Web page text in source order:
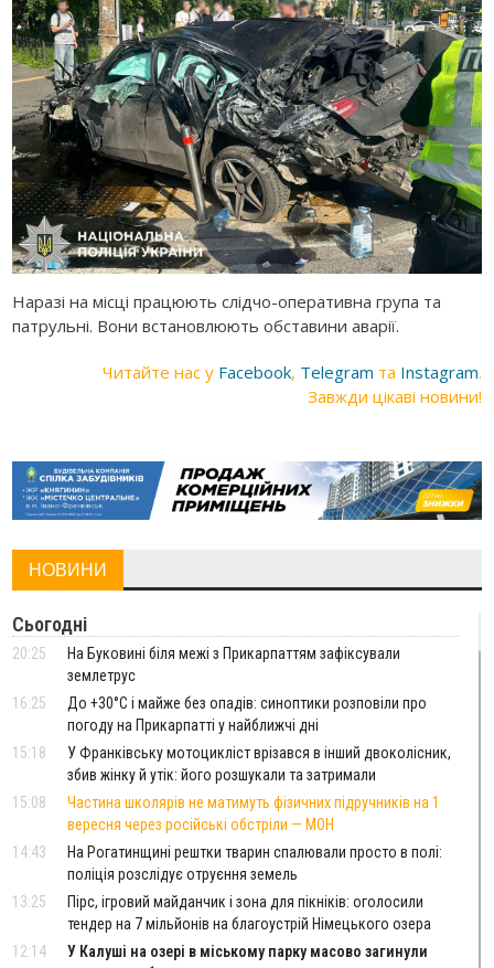
Наразі на місці працюють слідчо-оперативна група та
патрульні. Вони встановлюють обставини аварії.
Читайте нас у Facebook, Telegram та Instagram.
Завжди цікаві новини!
НОВИНИ
Сьогодні
20:25
На Буковині біля межі з Прикарпаттям зафіксували
землетрус
16:25
До +30°C і майже без опадів: синоптики розповіли про
погоду на Прикарпатті у найближчі дні
15:18
У Франківську мотоцикліст врізався в інший двоколісник,
збив жінку й утік: його розшукали та затримали
15:08
Частина школярів не матимуть фізичних підручників на 1
вересня через російські обстріли — МОН
14:43
На Рогатинщині рештки тварин спалювали просто в полі:
поліція розслідує отруєння земель
13:25
Пірс, ігровий майданчик і зона для пікніків: оголосили
тендер на 7 мільйонів на благоустрій Німецького озера
12:14
У Калуші на озері в міському парку масово загинули